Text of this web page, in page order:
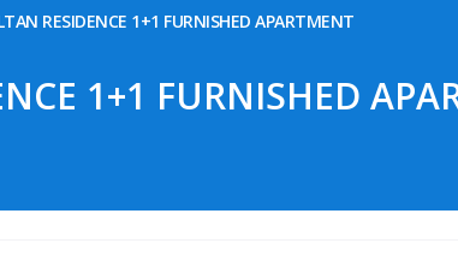
RESIDENCE 1+1 FURNISHED APARTMENT
1+1 FURNISHED